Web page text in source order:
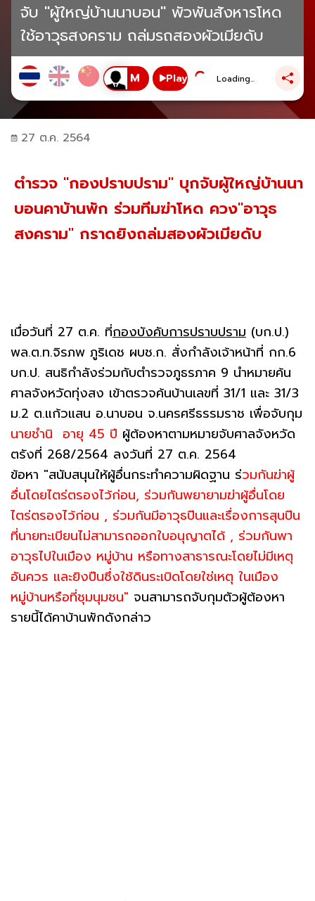
จับ "ผู้ใหญ่บ้านนาบอน" พัวพันสังหารโหด
ใช้อาวุธสงคราม ถล่มรถสองผัวเมียดับ
Play Loading...
27 ต.ค. 2564
ตำรวจ "กองปราบปราม" บุกจับผู้ใหญ่บ้านนา
บอนคาบ้านพัก ร่วมทีมฆ่าโหด ควง"อาวุธ
สงคราม" กราดยิงถล่มสองผัวเมียดับ
เมื่อวันที่ 27 ต.ค. ที่กองบังคับการปราบปราม (บก.ป.)
พล.ต.ท.จิรภพ ภูริเดช ผบช.ก. สั่งกำลังเจ้าหน้าที่ กก.6
บก.ป. สนธิกำลังร่วมกับตำรวจภูธรภาค 9 นำหมายค้น
ศาลจังหวัดทุ่งสง เข้าตรวจค้นบ้านเลขที่ 31/1 และ 31/3
ม.2 ต.แก้วแสน อ.นาบอน จ.นครศรีธรรมราช เพื่อจับกุม
นายชำนิ อายุ 45 ปี ผู้ต้องหาตามหมายจับศาลจังหวัด
ตรังที่ 268/2564 ลงวันที่ 27 ต.ค. 2564
ข้อหา "สนับสนุนให้ผู้อื่นกระทำความผิดฐาน ร่วมกันฆ่าผู้
อื่นโดยไตร่ตรองไว้ก่อน, ร่วมกันพยายามฆ่าผู้อื่นโดย
ไตร่ตรองไว้ก่อน , ร่วมกันมีอาวุธปืนและเรื่องการสุนปืน
ที่นายทะเบียนไม่สามารถออกใบอนุญาตได้ , ร่วมกันพา
อาวุธไปในเมือง หมู่บ้าน หรือทางสาธารณะโดยไม่มีเหตุ
อันควร และยิงปืนซึ่งใช้ดินระเบิดโดยใช่เหตุ ในเมือง
หมู่บ้านหรือที่ชุมนุมชน" จนสามารถจับกุมตัวผู้ต้องหา
รายนี้ได้คาบ้านพักดังกล่าว